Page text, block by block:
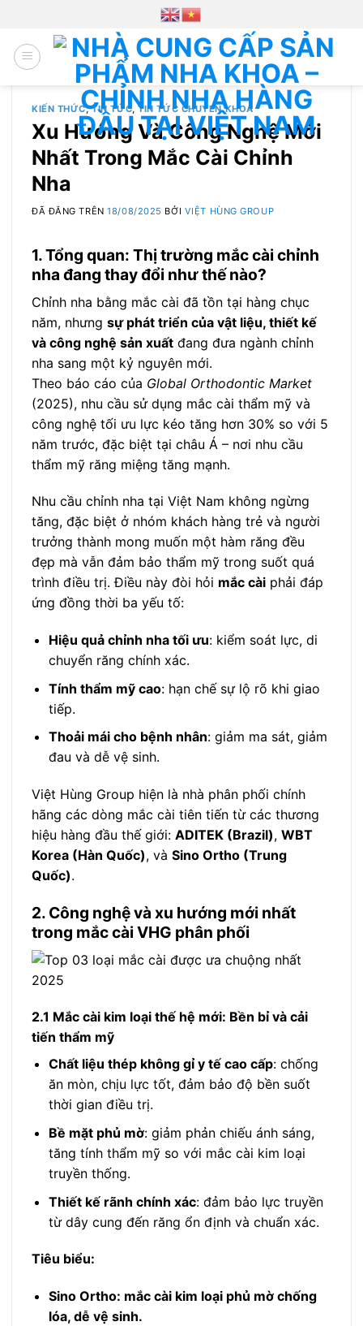
nội
dung
KIẾN THỨC,TIN TỨC,TIN TỨC CHUYEN KHOA
Xu Hướng Và Công Nghệ Mới
Nhất Trong Mắc Cài Chỉnh
Nha
ĐÃ ĐĂNG TRÊN18/08/2025 BỞI VIỆT HÙNG GROUP
1. Tổng quan: Thị trường mắc cài chỉnh
nha đang thay đổi như thế nào?
Chỉnh nha bằng mắc cài đã tồn tại hàng chục
năm, nhưng sự phát triển của vật liệu, thiết kế
và công nghệ sản xuất đang đưa ngành chỉnh
nha sang một kỷ nguyên mới.
Theo báo cáo của Global Orthodontic Market
(2025), nhu cầu sử dụng mắc cài thẩm mỹ và
công nghệ tối ưu lực kéo tăng hơn 30% so với 5
năm trước, đặc biệt tại châu Á – nơi nhu cầu
thẩm mỹ răng miệng tăng mạnh.
Nhu cầu chỉnh nha tại Việt Nam không ngừng
tăng, đặc biệt ở nhóm khách hàng trẻ và người
trưởng thành mong muốn một hàm răng đều
đẹp mà vẫn đảm bảo thẩm mỹ trong suốt quá
trình điều trị. Điều này đòi hỏi mắc cài phải đáp
ứng đồng thời ba yếu tố:
Hiệu quả chỉnh nha tối ưu: kiểm soát lực, di
chuyển răng chính xác.
Tính thẩm mỹ cao: hạn chế sự lộ rõ khi giao
tiếp.
Thoải mái cho bệnh nhân: giảm ma sát, giảm
đau và dễ vệ sinh.
Việt Hùng Group hiện là nhà phân phối chính
hãng các dòng mắc cài tiên tiến từ các thương
hiệu hàng đầu thế giới: ADITEK (Brazil), WBT
Korea (Hàn Quốc), và Sino Ortho (Trung
Quốc).
2. Công nghệ và xu hướng mới nhất
trong mắc cài VHG phân phối
2.1 Mắc cài kim loại thế hệ mới: Bền bỉ và cải
tiến thẩm mỹ
Chất liệu thép không gỉ y tế cao cấp: chống
ăn mòn, chịu lực tốt, đảm bảo độ bền suốt
thời gian điều trị.
Bề mặt phủ mờ: giảm phản chiếu ánh sáng,
tăng tính thẩm mỹ so với mắc cài kim loại
truyền thống.
Thiết kế rãnh chính xác: đảm bảo lực truyền
từ dây cung đến răng ổn định và chuẩn xác.
Tiêu biểu:
Sino Ortho: mắc cài kim loại phủ mờ chống
lóa, dễ vệ sinh.